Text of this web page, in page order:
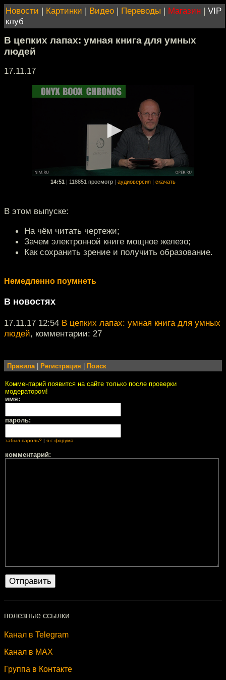
Новости | Картинки | Видео | Переводы | Магазин | VIP
клуб
В цепких лапах: умная книга для умных
людей
17.11.17
14:51 118851 просмотр аудиоверсия скачать
В этом выпуске:
На чём читать чертежи;
Зачем электронной книге мощное железо;
Как сохранить зрение и получить образование.
Немедленно поумнеть
В новостях
17.11.17 12:54 В цепких лапах: умная книга для умных
людей, комментарии: 27
Правила| Регистрация Поиск
Комментарий появится на сайте только после проверки
модератором!
имя:
пароль:
забыл пароль? | я с форума
комментарий:
полезные ссылки
Канал в Telegram
Канал в MAX
Группа в Контакте